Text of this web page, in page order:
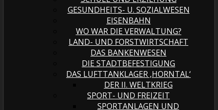
GESUNDHEITS- U. SOZIALWESEN
EISENBAHN
WO WAR DIE VERWALTUNG?
LAND- UND FORSTWIRTSCHAFT
DAS BANKENWESEN
DIE STADTBEFESTIGUNG
DAS LUFTTANKLAGER ‚HORNTAL‘
DER II. WELTKRIEG
SPORT- UND FREIZEIT
SPORTANLAGEN UND